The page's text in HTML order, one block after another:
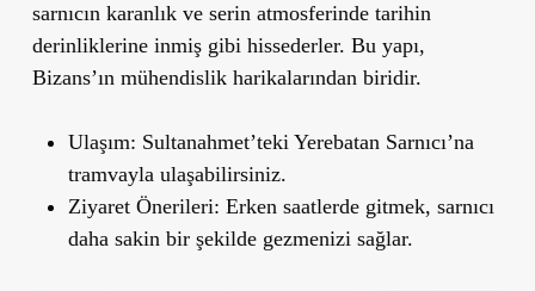
sarnıcın karanlık ve serin atmosferinde tarihin
derinliklerine inmiş gibi hissederler. Bu yapı,
Bizans’ın mühendislik harikalarından biridir.
Ulaşım: Sultanahmet’teki Yerebatan Sarnıcı’na
tramvayla ulaşabilirsiniz.
Ziyaret Önerileri: Erken saatlerde gitmek, sarnıcı
daha sakin bir şekilde gezmenizi sağlar.